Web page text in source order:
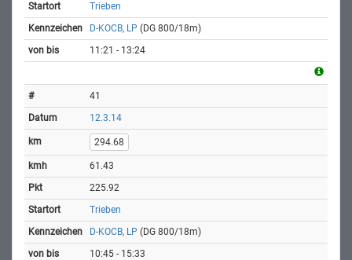
Trieben
D-KOCB, LP (DG 800/18m)
11:21 - 13:24
41
12.3.14
294.68
61.43
225.92
Trieben
D-KOCB, LP (DG 800/18m)
10:45 - 15:33